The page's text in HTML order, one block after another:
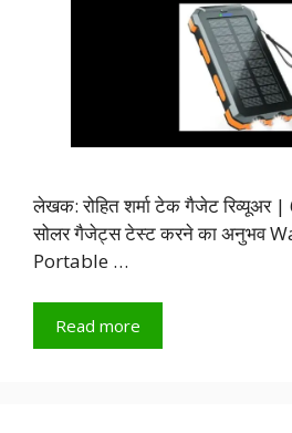
लेखक: रोहित शर्मा टेक गैजेट
सोलर गैजेट्स टेस्ट करने का अनुभव
Portable …
Read more